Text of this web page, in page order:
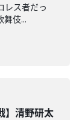
レス者だっ
舞伎...
】清野研太